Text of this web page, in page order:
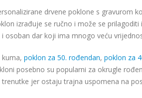
drvene poklone s gravurom
izrađuje se ručno i može se
osoban dar koji ima mnogo veću
poklon za 50. rođendan, poklon za
posebno su popularni za okrugle
trenutke jer ostaju trajna uspomena na